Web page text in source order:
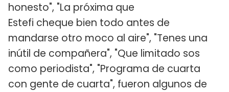
honesto", "La próxima que
Estefi cheque bien todo antes de
mandarse otro moco al aire", "Tenes una
inútil de compañera", "Que limitado sos
como periodista", "Programa de cuarta
con gente de cuarta", fueron algunos de